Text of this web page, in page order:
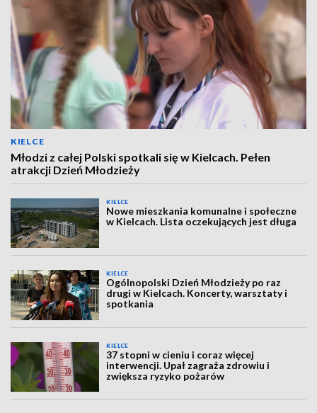
KIELCE
Młodzi z całej Polski spotkali się w Kielcach. Pełen
atrakcji Dzień Młodzieży
KIELCE
Nowe mieszkania komunalne i społeczne
w Kielcach. Lista oczekujących jest długa
KIELCE
Ogólnopolski Dzień Młodzieży po raz
drugi w Kielcach. Koncerty, warsztaty i
spotkania
KIELCE
37 stopni w cieniu i coraz więcej
interwencji. Upał zagraża zdrowiu i
zwiększa ryzyko pożarów